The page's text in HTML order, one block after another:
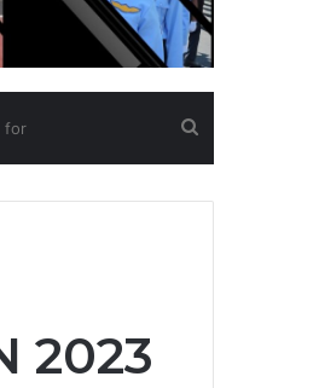
for
2023